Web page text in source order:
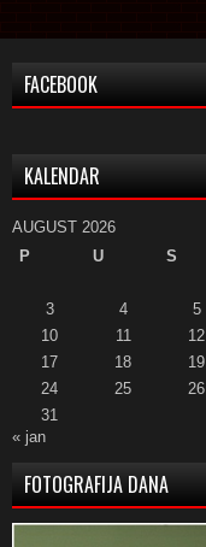
FACEBOOK
KALENDAR
AUGUST 2026
P
U S
3
4 5
10
11 12
17
18 19
24
25 26
31
« jan
FOTOGRAFIJA DANA